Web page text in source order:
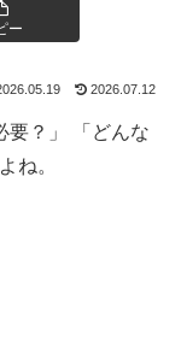
ー
2026.07.12
要？」 「どんな
ね。